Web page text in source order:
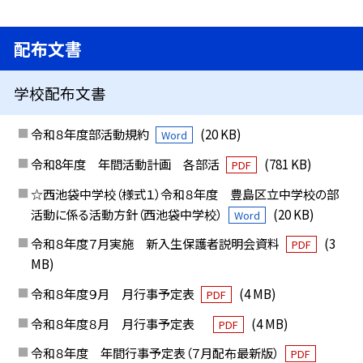
配布文書
学校配布文書
令和８年度部活動規約 Word
(20 KB)
令和8年度 年間活動計画 各部活
PDF
(781 KB)
☆西池袋中学校（様式１）令和８年度 豊島区立中学校の部
活動に係る活動方針（西池袋中学校）
Word
(20 KB)
令和８年度７月実施 新入生保護者説明会資料
PDF
(3
MB)
令和８年度９月 月行事予定表
PDF
(4 MB)
令和８年度８月 月行事予定表
PDF
(4 MB)
令和８年度 年間行事予定表（７月配布最新版）
PDF